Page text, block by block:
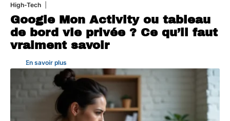
High-Tech
Google Mon Activity ou tableau
de bord vie privée ? Ce qu’il faut
vraiment savoir
En savoir plus